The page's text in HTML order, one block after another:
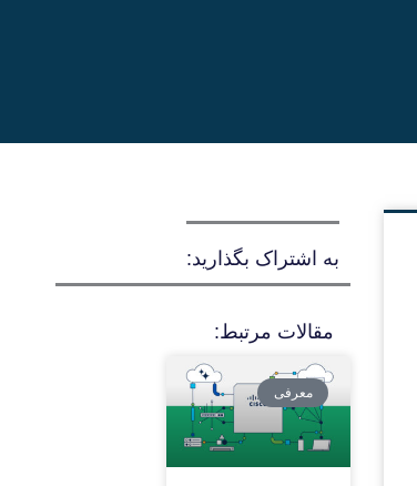
مقالات مرتبط:
معرفی
به اشتراک بگذارید: